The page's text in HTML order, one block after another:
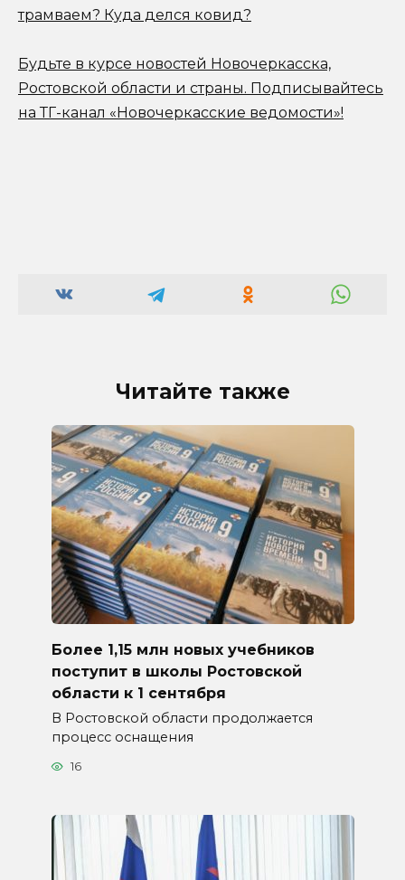
трамваем? Куда делся ковид?
Будьте в курсе новостей Новочеркасска,
Ростовской области и страны. Подписывайтесь
на ТГ-канал «Новочеркасские ведомости»!
Читайте также
Более 1,15 млн новых учебников
поступит в школы Ростовской
области к 1 сентября
В Ростовской области продолжается
процесс оснащения
16